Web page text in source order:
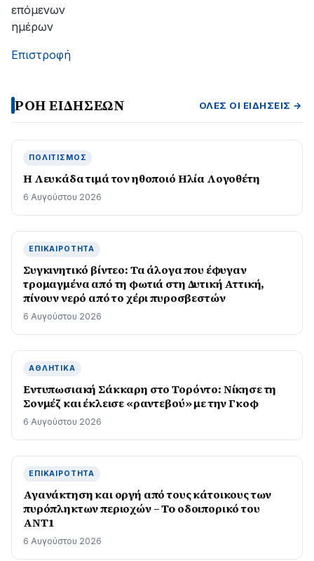
επόμενων
ημέρων
Επιστροφή
ΡΟΗ ΕΙΔΗΣΕΩΝ ΌΛΕΣ ΟΙ ΕΙΔΉΣΕΙΣ →
ΠΟΛΙΤΙΣΜΌΣ
Η Λευκάδα τιμά τον ηθοποιό Ηλία Λογοθέτη
6 Αυγούστου 2026
ΕΠΙΚΑΙΡΌΤΗΤΑ
Συγκινητικό βίντεο: Τα άλογα που έφυγαν
τρομαγμένα από τη φωτιά στη Δυτική Αττική,
πίνουν νερό από το χέρι πυροσβεστών
6 Αυγούστου 2026
ΑΘΛΗΤΙΚΆ
Εντυπωσιακή Σάκκαρη στο Τορόντο: Νίκησε τη
Σονμέζ και έκλεισε «ραντεβού» με την Γκοφ
6 Αυγούστου 2026
ΕΠΙΚΑΙΡΌΤΗΤΑ
Αγανάκτηση και οργή από τους κάτοικους των
πυρόπληκτων περιοχών – To οδοιπορικό του
ΑΝΤ1
6 Αυγούστου 2026